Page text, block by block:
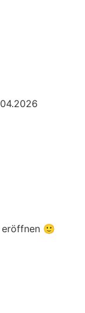
eröffnen 🙂